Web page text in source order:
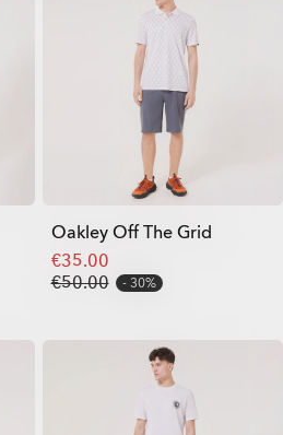
Oakley Off The Grid
€35.00
€50.00
30%